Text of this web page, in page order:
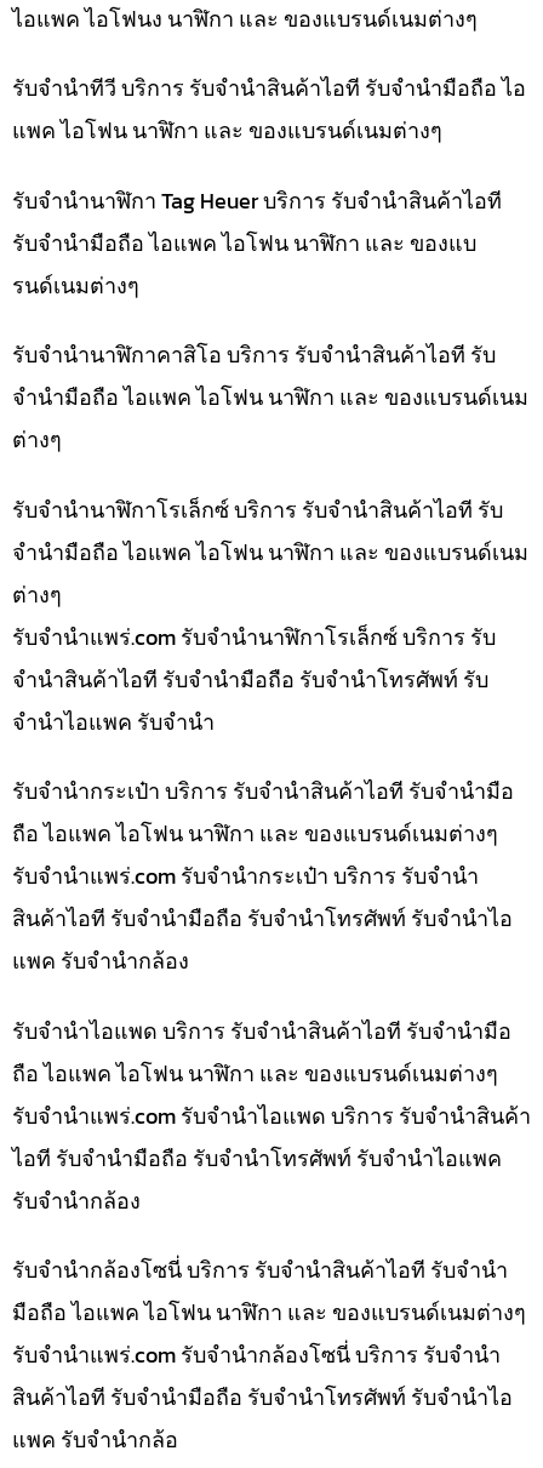
ไอแพค ไอโฟนง นาฬิกา และ ของแบรนด์เนมต่างๆ
รับจำนำทีวี บริการ รับจำนำสินค้าไอที รับจำนำมือถือ ไอ
แพค ไอโฟน นาฬิกา และ ของแบรนด์เนมต่างๆ
รับจำนำนาฬิกา Tag Heuer บริการ รับจำนำสินค้าไอที
รับจำนำมือถือ ไอแพค ไอโฟน นาฬิกา และ ของแบ
รนด์เนมต่างๆ
รับจำนำนาฬิกาคาสิโอ บริการ รับจำนำสินค้าไอที รับ
จำนำมือถือ ไอแพค ไอโฟน นาฬิกา และ ของแบรนด์เนม
ต่างๆ
รับจำนำนาฬิกาโรเล็กซ์ บริการ รับจำนำสินค้าไอที รับ
จำนำมือถือ ไอแพค ไอโฟน นาฬิกา และ ของแบรนด์เนม
ต่างๆ
รับจํานําแพร่.com รับจำนำนาฬิกาโรเล็กซ์ บริการ รับ
จำนำสินค้าไอที รับจำนำมือถือ รับจำนำโทรศัพท์ รับ
จำนำไอแพค รับจำนำ
รับจำนำกระเป๋า บริการ รับจำนำสินค้าไอที รับจำนำมือ
ถือ ไอแพค ไอโฟน นาฬิกา และ ของแบรนด์เนมต่างๆ
รับจํานําแพร่.com รับจำนำกระเป๋า บริการ รับจำนำ
สินค้าไอที รับจำนำมือถือ รับจำนำโทรศัพท์ รับจำนำไอ
แพค รับจำนำกล้อง
รับจำนำไอแพด บริการ รับจำนำสินค้าไอที รับจำนำมือ
ถือ ไอแพค ไอโฟน นาฬิกา และ ของแบรนด์เนมต่างๆ
รับจํานําแพร่.com รับจำนำไอแพด บริการ รับจำนำสินค้า
ไอที รับจำนำมือถือ รับจำนำโทรศัพท์ รับจำนำไอแพค
รับจำนำกล้อง
รับจำนำกล้องโซนี่ บริการ รับจำนำสินค้าไอที รับจำนำ
มือถือ ไอแพค ไอโฟน นาฬิกา และ ของแบรนด์เนมต่างๆ
รับจํานําแพร่.com รับจำนำกล้องโซนี่ บริการ รับจำนำ
สินค้าไอที รับจำนำมือถือ รับจำนำโทรศัพท์ รับจำนำไอ
แพค รับจำนำกล้อ